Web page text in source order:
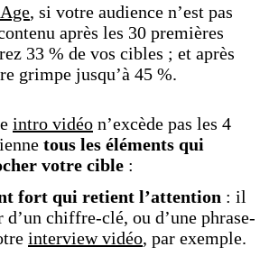
, si votre audience n’est pas
après les 30 premières
33 % de vos cibles ; et après
grimpe jusqu’à 45 %.
intro vidéo n’excède pas les 4
tous les éléments qui
votre cible :
fort qui retient l’attention : il
d’un chiffre-clé, ou d’une phrase-
interview vidéo, par exemple.